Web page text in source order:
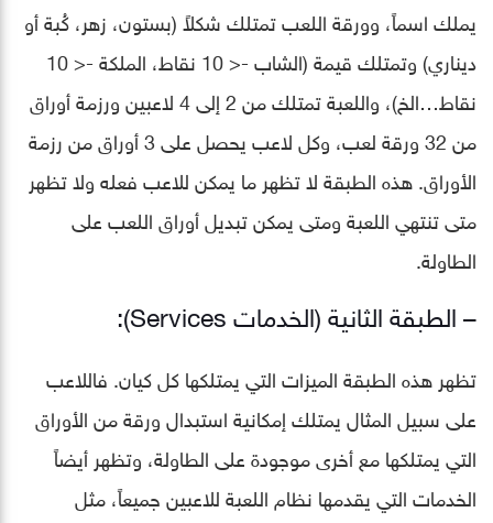
يملك اسماً، وورقة اللعب تمتلك شكلاً (بستون، زهر، كُبة أو
ديناري) وتمتلك قيمة (الشاب -< 10 نقاط، الملكة -< 10
نقاط…الخ)، واللعبة تمتلك من 2 إلى 4 لاعبين ورزمة أوراق
من 32 ورقة لعب، وكل لاعب يحصل على 3 أوراق من رزمة
الأوراق. هذه الطبقة لا تظهر ما يمكن للاعب فعله ولا تظهر
متى تنتهي اللعبة ومتى يمكن تبديل أوراق اللعب على
الطاولة.
– الطبقة الثانية (الخدمات Services):
تظهر هذه الطبقة الميزات التي يمتلكها كل كيان. فاللاعب
على سبيل المثال يمتلك إمكانية استبدال ورقة من الأوراق
التي يمتلكها مع أخرى موجودة على الطاولة، وتظهر أيضاً
الخدمات التي يقدمها نظام اللعبة للاعبين جميعاً، مثل